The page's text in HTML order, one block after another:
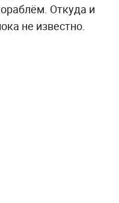
Откуда и
не известно.